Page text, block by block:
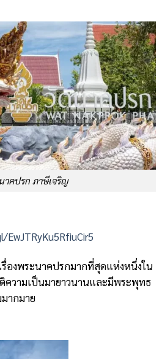
าคปรก ภาษีเจริญ
รื่องพระนาคปรกมากที่สุดแห่งหนึ่งใน
ความเป็นมายาวนานและมีพระพุทธ
ากมาย